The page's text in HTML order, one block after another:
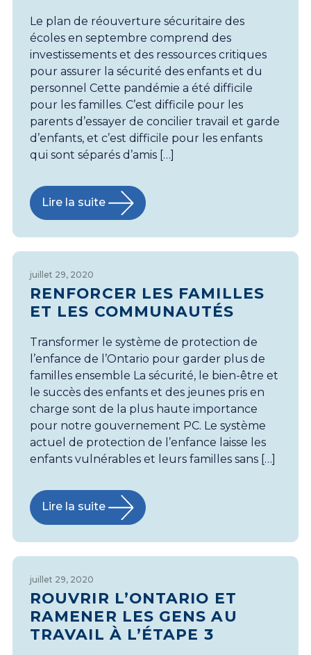
Le plan de réouverture sécuritaire des
écoles en septembre comprend des
investissements et des ressources critiques
pour assurer la sécurité des enfants et du
personnel Cette pandémie a été difficile
pour les familles. C’est difficile pour les
parents d’essayer de concilier travail et garde
d’enfants, et c’est difficile pour les enfants
qui sont séparés d’amis […]
Lire la suite
juillet 29, 2020
RENFORCER LES FAMILLES
ET LES COMMUNAUTÉS
Transformer le système de protection de
l’enfance de l’Ontario pour garder plus de
familles ensemble La sécurité, le bien-être et
le succès des enfants et des jeunes pris en
charge sont de la plus haute importance
pour notre gouvernement PC. Le système
actuel de protection de l’enfance laisse les
enfants vulnérables et leurs familles sans […]
Lire la suite
juillet 29, 2020
ROUVRIR L’ONTARIO ET
RAMENER LES GENS AU
TRAVAIL À L’ÉTAPE 3